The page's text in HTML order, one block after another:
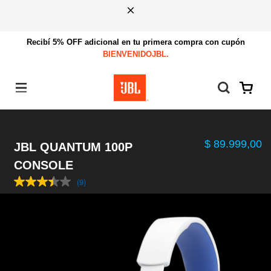
Recibí 5% OFF adicional en tu primera compra con cupón
BIENVENIDOJBL.
Menú
JBL QUANTUM 100P
CONSOLE
(9)
$ 89.999,00